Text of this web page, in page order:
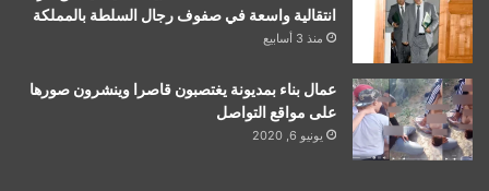
انتقالية واسعة في صفوف رجال السلطة بالمملكة
منذ 3 أسابيع
عمال بناء بمديونة يغتصبون قاصرا وينشرون صورها
على مواقع التواصل
يونيو 6, 2020